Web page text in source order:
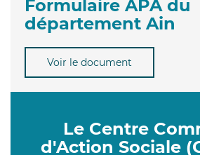
Formulaire APA du
département Ain
Voir le document
Le Centre
d'Action Sociale